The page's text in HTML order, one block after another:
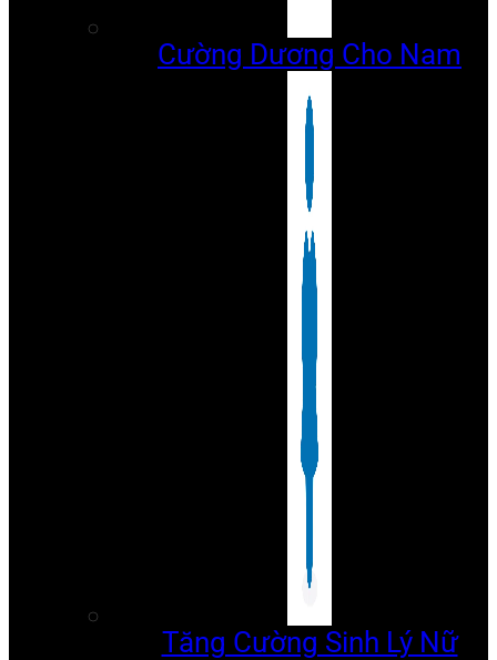
Cường Dương Cho Nam
Tăng Cường Sinh Lý Nữ